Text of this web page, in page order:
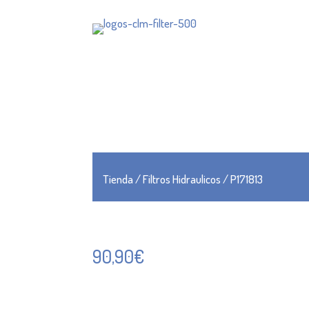
Tienda/Filtros Hidraulicos/ P171813
90,90€